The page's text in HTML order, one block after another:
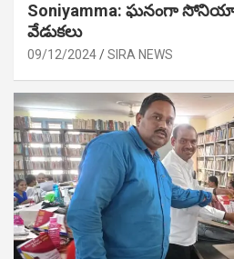
Soniyamma: ఘ‌నంగా
వేడుక‌లు
09/12/2024 SIRA NEWS